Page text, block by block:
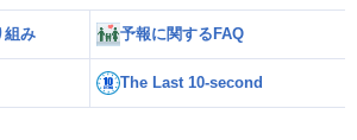
組み 予報に関するFAQ
The Last 10-second